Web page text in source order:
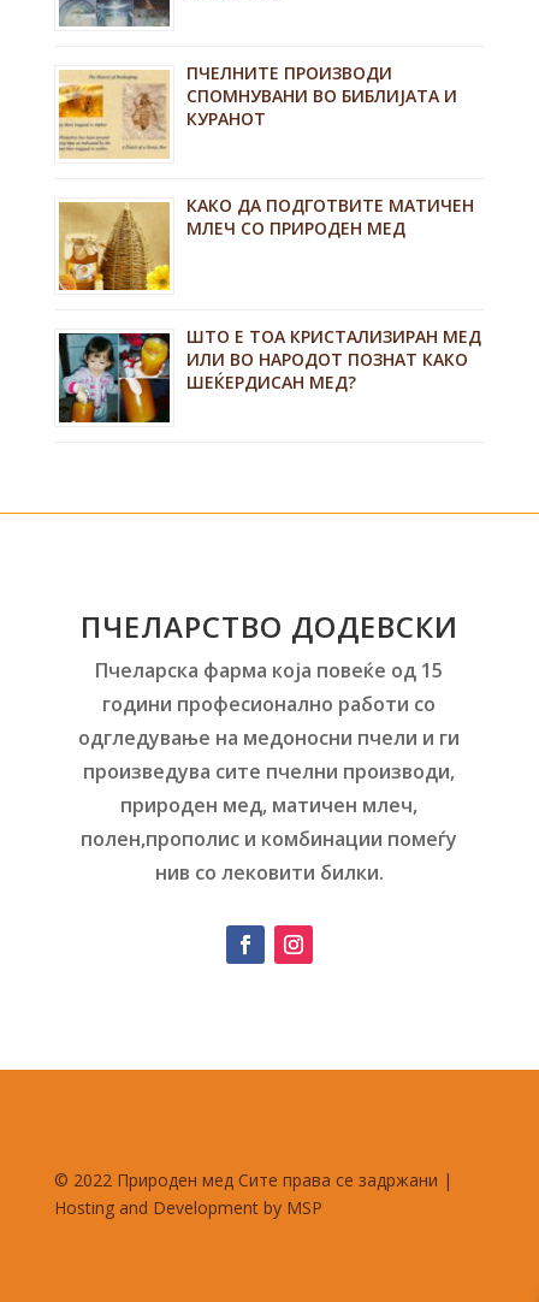
ПЧЕЛНИТЕ ПРОИЗВОДИ
СПОМНУВАНИ ВО БИБЛИЈАТА И
КУРАНОТ
КАКО ДА ПОДГОТВИТЕ МАТИЧЕН
МЛЕЧ СО ПРИРОДЕН МЕД
ШТО Е ТОА КРИСТАЛИЗИРАН МЕД
ИЛИ ВО НАРОДОТ ПОЗНАТ КАКО
ШЕЌЕРДИСАН МЕД?
ПЧЕЛАРСТВО ДОДЕВСКИ
Пчеларска фарма која повеќе од 15
години професионално работи со
одгледување на медоносни пчели и ги
произведува сите пчелни производи,
природен мед, матичен млеч,
полен,прополис и комбинации помеѓу
нив со лековити билки.
© 2022 Природен мед Сите права се задржани |
Hosting and Development by MSP